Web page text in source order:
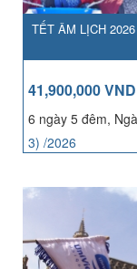
TẾT ÂM LỊCH
41,900,000 VND
6 ngày 5 đêm,
3) /2026